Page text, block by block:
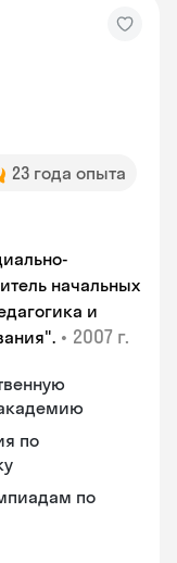
23 года опыта
начальных
и
• 2007 г.
по
по